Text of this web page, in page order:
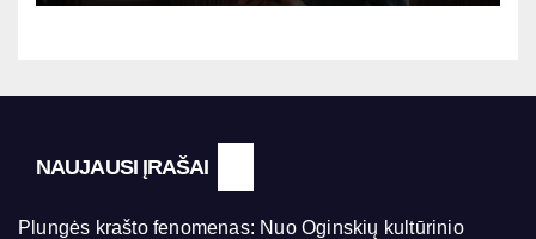
NAUJAUSI ĮRAŠAI
Plungės krašto fenomenas: Nuo Oginskių kultūrinio